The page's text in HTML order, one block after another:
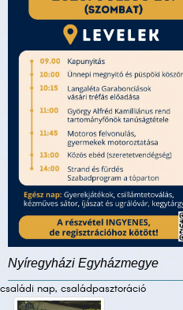
Nyíregyházi Egyházmegye
családi nap, családpasztoráció